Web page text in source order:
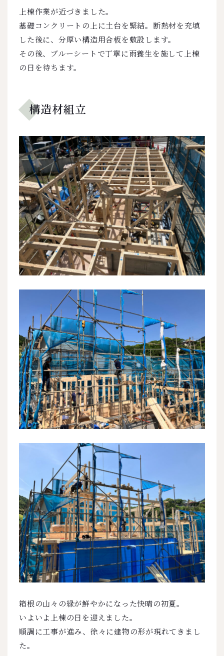
上棟作業が近づきました。
基礎コンクリートの上に土台を緊結。断熱材を充填
した後に、分厚い構造用合板を敷設します。
その後、ブルーシートで丁寧に雨養生を施して上棟
の日を待ちます。
構造材組立
箱根の山々の緑が鮮やかになった快晴の初夏。
いよいよ上棟の日を迎えました。
順調に工事が進み、徐々に建物の形が現れてきまし
た。